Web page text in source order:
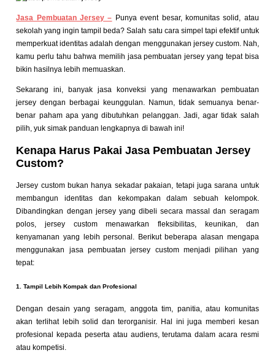
Jasa Pembuatan Jersey – Punya event besar, komunitas solid, atau
sekolah yang ingin tampil beda? Salah satu cara simpel tapi efektif untuk
memperkuat identitas adalah dengan menggunakan jersey custom. Nah,
kamu perlu tahu bahwa memilih jasa pembuatan jersey yang tepat bisa
bikin hasilnya lebih memuaskan.
Sekarang ini, banyak jasa konveksi yang menawarkan pembuatan
jersey dengan berbagai keunggulan. Namun, tidak semuanya benar-
benar paham apa yang dibutuhkan pelanggan. Jadi, agar tidak salah
pilih, yuk simak panduan lengkapnya di bawah ini!
Kenapa Harus Pakai Jasa Pembuatan Jersey
Custom?
Jersey custom bukan hanya sekadar pakaian, tetapi juga sarana untuk
membangun identitas dan kekompakan dalam sebuah kelompok.
Dibandingkan dengan jersey yang dibeli secara massal dan seragam
polos, jersey custom menawarkan fleksibilitas, keunikan, dan
kenyamanan yang lebih personal. Berikut beberapa alasan mengapa
menggunakan jasa pembuatan jersey custom menjadi pilihan yang
tepat:
1. Tampil Lebih Kompak dan Profesional
Dengan desain yang seragam, anggota tim, panitia, atau komunitas
akan terlihat lebih solid dan terorganisir. Hal ini juga memberi kesan
profesional kepada peserta atau audiens, terutama dalam acara resmi
atau kompetisi.